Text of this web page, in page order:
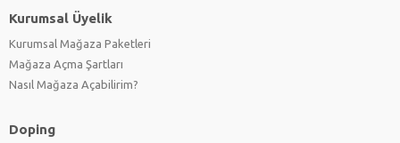
Kurumsal Üyelik
Kurumsal Mağaza Paketleri
Mağaza Açma Şartları
Nasıl Mağaza Açabilirim?
Doping